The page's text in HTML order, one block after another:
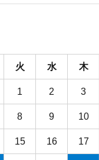
火 水 木
1 2 3
8 9 10
15 16 17